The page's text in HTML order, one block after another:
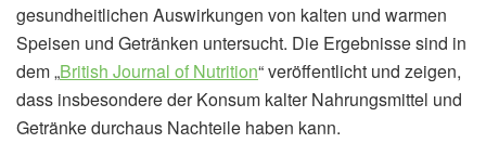
gesundheitlichen Auswirkungen von kalten und warmen
Speisen und Getränken untersucht. Die Ergebnisse sind in
dem „British Journal of Nutrition“ veröffentlicht und zeigen,
dass insbesondere der Konsum kalter Nahrungsmittel und
Getränke durchaus Nachteile haben kann.